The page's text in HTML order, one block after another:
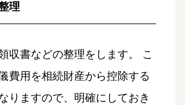
理
収書などの整理をします。 こ
費用を相続財産から控除する
りますので、明確にしておき